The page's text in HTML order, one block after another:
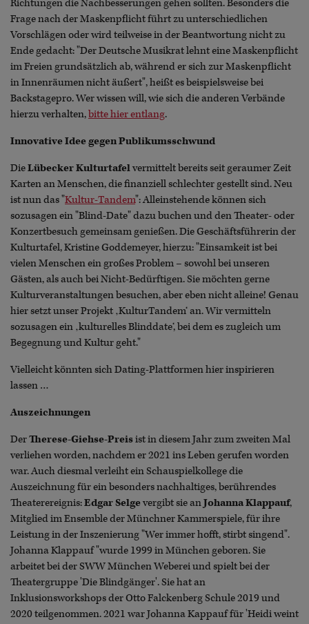
Richtungen die Nachbesserungen gehen sollten. Besonders die
Frage nach der Maskenpflicht führt zu unterschiedlichen
Vorschlägen oder wird teilweise in der Beantwortung nicht zu
Ende gedacht: "Der Deutsche Musikrat lehnt eine Maskenpflicht
im Freien grundsätzlich ab, während er sich zur Maskenpflicht
in Innenräumen nicht äußert", heißt es beispielsweise bei
Backstagepro. Wer wissen will, wie sich die anderen Verbände
hierzu verhalten,bitte hier entlang.
Innovative Idee gegen Publikumsschwund
DieLübecker Kulturtafelvermittelt bereits seit geraumer Zeit
Karten an Menschen, die finanziell schlechter gestellt sind. Neu
ist nun das "Kultur-Tandem": Alleinstehende können sich
sozusagen ein "Blind-Date" dazu buchen und den Theater- oder
Konzertbesuch gemeinsam genießen. Die Geschäftsführerin der
Kulturtafel, Kristine Goddemeyer, hierzu: "Einsamkeit ist bei
vielen Menschen ein großes Problem – sowohl bei unseren
Gästen, als auch bei Nicht-Bedürftigen. Sie möchten gerne
Kulturveranstaltungen besuchen, aber eben nicht alleine! Genau
hier setzt unser Projekt ‚KulturTandem‘ an. Wir vermitteln
sozusagen ein ‚kulturelles Blinddate‘, bei dem es zugleich um
Begegnung und Kultur geht."
Vielleicht könnten sich Dating-Plattformen hier inspirieren
lassen …
Auszeichnungen
DerTherese-Giehse-Preisist in diesem Jahr zum zweiten Mal
verliehen worden, nachdem er 2021 ins Leben gerufen worden
war. Auch diesmal verleiht ein Schauspielkollege die
Auszeichnung für ein besonders nachhaltiges, berührendes
Theaterereignis:Edgar Selgevergibt sie anJohanna Klappauf,
Mitglied im Ensemble der Münchner Kammerspiele, für ihre
Leistung in der Inszenierung "Wer immer hofft, stirbt singend".
Johanna Klappauf "wurde 1999 in München geboren. Sie
arbeitet bei der SWW München Weberei und spielt bei der
Theatergruppe 'Die Blindgänger'. Sie hat an
Inklusionsworkshops der Otto Falckenberg Schule 2019 und
2020 teilgenommen. 2021 war Johanna Kappauf für 'Heidi weint